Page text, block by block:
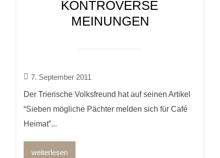
KONTROVERSE
MEINUNGEN
7. September 2011
Der Trierische Volksfreund hat auf seinen Artikel
“Sieben mögliche Pächter melden sich für Café
Heimat”...
weiterlesen